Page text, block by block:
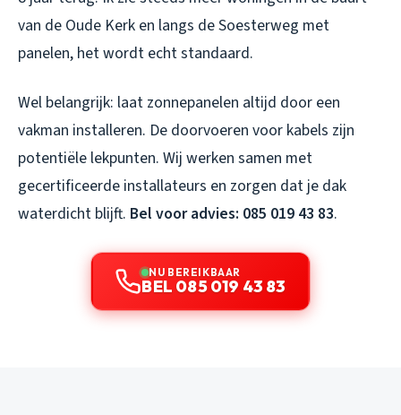
van de Oude Kerk en langs de Soesterweg met
panelen, het wordt echt standaard.
Wel belangrijk: laat zonnepanelen altijd door een
vakman installeren. De doorvoeren voor kabels zijn
potentiële lekpunten. Wij werken samen met
gecertificeerde installateurs en zorgen dat je dak
waterdicht blijft. Bel voor advies: 085 019 43 83.
NU BEREIKBAAR
BEL 085 019 43 83